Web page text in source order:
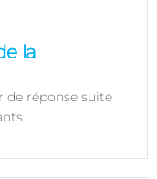
la
de réponse suite